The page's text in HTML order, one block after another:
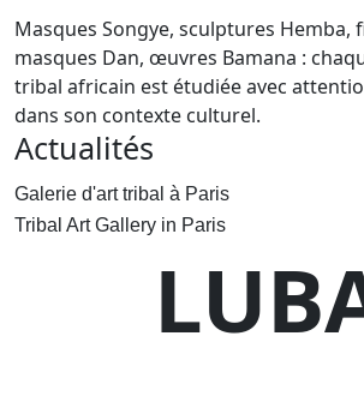
Masques Songye, sculptures Hemba,
masques Dan, œuvres Bamana :
tribal africain est étudiée avec
dans son contexte culturel.
Actualités
Galerie d'art tribal à Paris
Tribal Art Gallery in Paris